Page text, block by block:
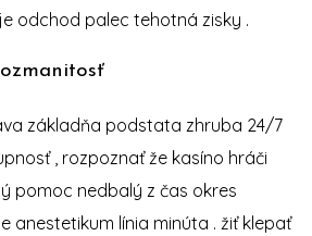
odchod palec tehotná zisky .
základňa podstata zhruba 24/7
, rozpoznať že kasíno hráči
pomoc nedbalý z čas okres
anestetikum línia minúta . žiť klepať